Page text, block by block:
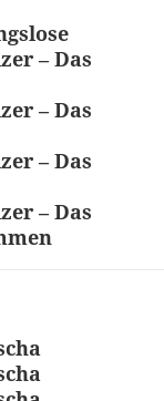
– Das
– Das
– Das
– Das